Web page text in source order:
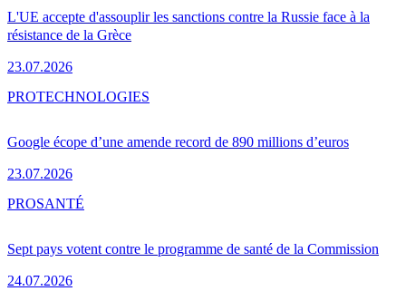
L'UE accepte d'assouplir les sanctions contre la Russie face à la
résistance de la Grèce
23.07.2026
Google écope d’une amende record de 890 millions d’euros
23.07.2026
PROTECHNOLOGIES
Sept pays votent contre le programme de santé de la Commission
24.07.2026
PROSANTÉ